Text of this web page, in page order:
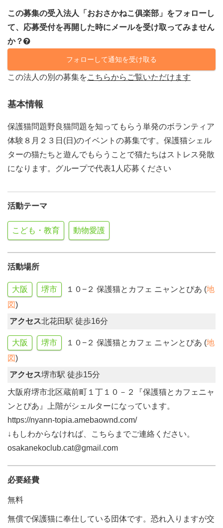
この募集の受入法人「おおさかねこ俱楽部」をフォローし
て、応募受付を再開した時にメールを受け取ってみません
か？
フォローして通知を受け取る
この法人の別の募集をこちらからご覧いただけます
基本情報
保護猫問題野良猫問題を知ってもらう単発のボランティア
体験８月２３日(日)のイベントの募集です。保護猫シェル
ターの猫たちと遊んでもらうことで猫たちはストレス発散
になります。グループで代表1人応募ください
活動テーマ
こども・教育 動物愛護
活動場所
大阪 堺市 １０−２ 保護猫とカフェ ニャンとぴあ (地
図)
アクセス北花田駅 徒歩16分
大阪 堺市 １０−２ 保護猫とカフェ ニャンとぴあ (地
図)
アクセス堺市駅 徒歩15分
大阪府堺市北区蔵前町１丁１０－２『保護猫とカフェニャ
ンとぴあ』上階がシェルターになっています。
https://nyann-topia.amebaownd.com/
↓もしわからなければ、こちらまでご連絡ください。
osakanekoclub.cat@gmail.com
必要経費
無料
無償で保護猫に奉仕している団体です。恐れ入りますが交